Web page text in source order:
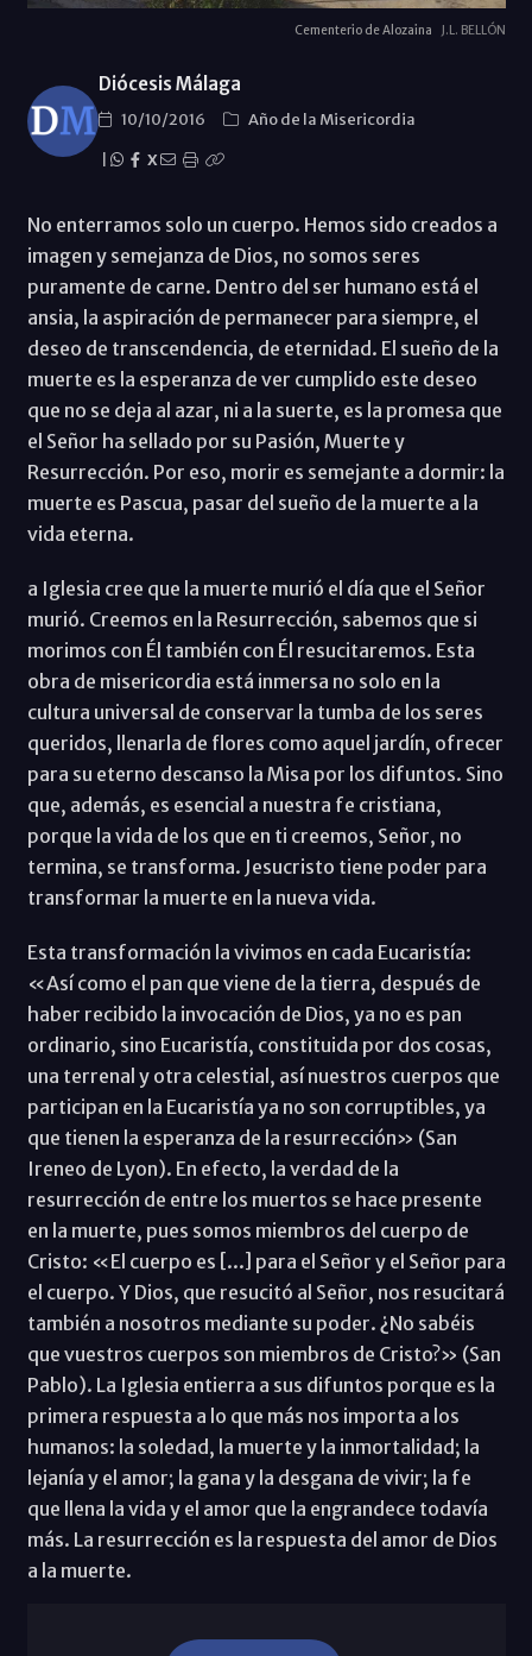
Cementerio de Alozaina J.L. BELLÓN
Diócesis Málaga
10/10/2016
Año de la Misericordia
X
No enterramos solo un cuerpo. Hemos sido creados a
imagen y semejanza de Dios, no somos seres
puramente de carne. Dentro del ser humano está el
ansia, la aspiración de permanecer para siempre, el
deseo de transcendencia, de eternidad. El sueño de la
muerte es la esperanza de ver cumplido este deseo
que no se deja al azar, ni a la suerte, es la promesa que
el Señor ha sellado por su Pasión, Muerte y
Resurrección. Por eso, morir es semejante a dormir: la
muerte es Pascua, pasar del sueño de la muerte a la
vida eterna.
a Iglesia cree que la muerte murió el día que el Señor
murió. Creemos en la Resurrección, sabemos que si
morimos con Él también con Él resucitaremos. Esta
obra de misericordia está inmersa no solo en la
cultura universal de conservar la tumba de los seres
queridos, llenarla de flores como aquel jardín, ofrecer
para su eterno descanso la Misa por los difuntos. Sino
que, además, es esencial a nuestra fe cristiana,
porque la vida de los que en ti creemos, Señor, no
termina, se transforma. Jesucristo tiene poder para
transformar la muerte en la nueva vida.
Esta transformación la vivimos en cada Eucaristía:
«Así como el pan que viene de la tierra, después de
haber recibido la invocación de Dios, ya no es pan
ordinario, sino Eucaristía, constituida por dos cosas,
una terrenal y otra celestial, así nuestros cuerpos que
participan en la Eucaristía ya no son corruptibles, ya
que tienen la esperanza de la resurrección» (San
Ireneo de Lyon). En efecto, la verdad de la
resurrección de entre los muertos se hace presente
en la muerte, pues somos miembros del cuerpo de
Cristo: «El cuerpo es [...] para el Señor y el Señor para
el cuerpo. Y Dios, que resucitó al Señor, nos resucitará
también a nosotros mediante su poder. ¿No sabéis
que vuestros cuerpos son miembros de Cristo?» (San
Pablo). La Iglesia entierra a sus difuntos porque es la
primera respuesta a lo que más nos importa a los
humanos: la soledad, la muerte y la inmortalidad; la
lejanía y el amor; la gana y la desgana de vivir; la fe
que llena la vida y el amor que la engrandece todavía
más. La resurrección es la respuesta del amor de Dios
a la muerte.